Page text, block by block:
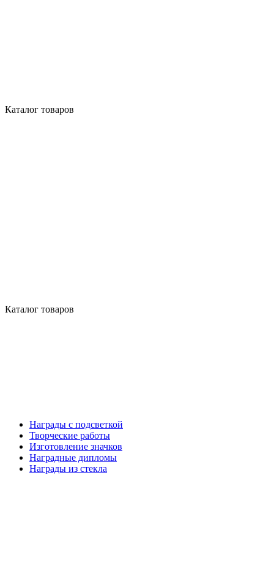
Каталог товаров
Каталог товаров
Награды с подсветкой
Творческие работы
Изготовление значков
Наградные дипломы
Награды из стекла